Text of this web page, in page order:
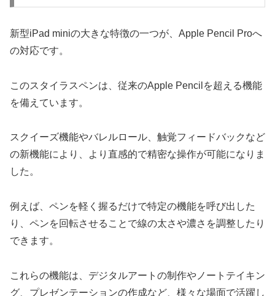
新型iPad miniの大きな特徴の一つが、Apple Pencil Proへ
の対応です。
このスタイラスペンは、従来のApple Pencilを超える機能
を備えています。
スクイーズ機能やバレルロール、触覚フィードバックなど
の新機能により、より直感的で精密な操作が可能になりま
した。
例えば、ペンを軽く握るだけで特定の機能を呼び出した
り、ペンを回転させることで線の太さや濃さを調整したり
できます。
これらの機能は、デジタルアートの制作やノートテイキン
グ、プレゼンテーションの作成など、様々な場面で活躍し